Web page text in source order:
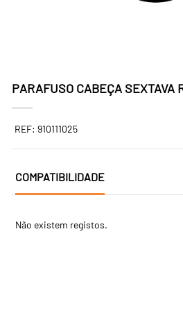
PARAFUSO CABEÇA SEXTAVA
REF: 910111025
COMPATIBILIDADE
Não existem registos.